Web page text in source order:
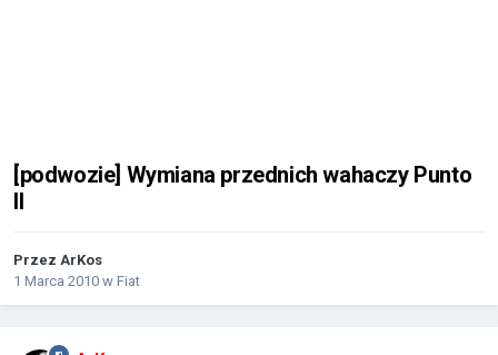
[podwozie] Wymiana przednich wahaczy Punto
II
Przez ArKos
1 Marca 2010 w Fiat